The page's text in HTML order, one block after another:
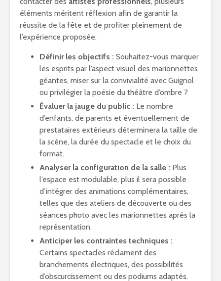
éléments méritent réflexion afin de garantir la
réussite de la fête et de profiter pleinement de
l’expérience proposée.
Définir les objectifs : Souhaitez-vous marquer
les esprits par l’aspect visuel des marionnettes
géantes, miser sur la convivialité avec Guignol
ou privilégier la poésie du théâtre d’ombre ?
Évaluer la jauge du public : Le nombre
d’enfants, de parents et éventuellement de
prestataires extérieurs déterminera la taille de
la scène, la durée du spectacle et le choix du
format.
Analyser la configuration de la salle : Plus
l’espace est modulable, plus il sera possible
d’intégrer des animations complémentaires,
telles que des ateliers de découverte ou des
séances photo avec les marionnettes après la
représentation.
Anticiper les contraintes techniques :
Certains spectacles réclament des
branchements électriques, des possibilités
d’obscurcissement ou des podiums adaptés.